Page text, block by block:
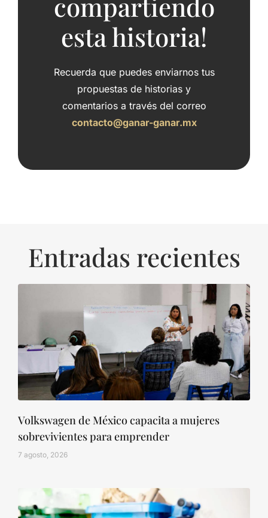
compartiendo
esta historia!
Recuerda que puedes enviarnos tus
propuestas de historias y
comentarios a través del correo
contacto@ganar-ganar.mx
Entradas recientes
Volkswagen de México capacita a mujeres
sobrevivientes para emprender
7 agosto, 2026